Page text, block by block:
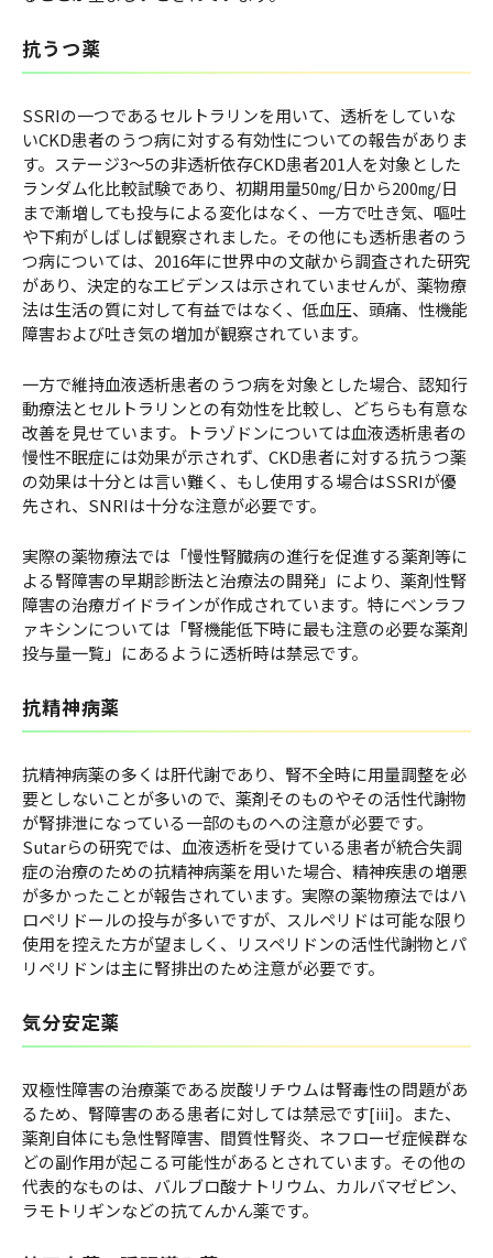
抗うつ薬
SSRIの一つであるセルトラリンを用いて、透析をしていな
いCKD患者のうつ病に対する有効性についての報告がありま
す。ステージ3～5の非透析依存CKD患者201人を対象とした
ランダム化比較試験であり、初期用量50㎎/日から200㎎/日
まで漸増しても投与による変化はなく、一方で吐き気、嘔吐
や下痢がしばしば観察されました。その他にも透析患者のう
つ病については、2016年に世界中の文献から調査された研究
があり、決定的なエビデンスは示されていませんが、薬物療
法は生活の質に対して有益ではなく、低血圧、頭痛、性機能
障害および吐き気の増加が観察されています。
一方で維持血液透析患者のうつ病を対象とした場合、認知行
動療法とセルトラリンとの有効性を比較し、どちらも有意な
改善を見せています。トラゾドンについては血液透析患者の
慢性不眠症には効果が示されず、CKD患者に対する抗うつ薬
の効果は十分とは言い難く、もし使用する場合はSSRIが優
先され、SNRIは十分な注意が必要です。
実際の薬物療法では「慢性腎臓病の進行を促進する薬剤等に
よる腎障害の早期診断法と治療法の開発」により、薬剤性腎
障害の治療ガイドラインが作成されています。特にベンラフ
ァキシンについては「腎機能低下時に最も注意の必要な薬剤
投与量一覧」にあるように透析時は禁忌です。
抗精神病薬
抗精神病薬の多くは肝代謝であり、腎不全時に用量調整を必
要としないことが多いので、薬剤そのものやその活性代謝物
が腎排泄になっている一部のものへの注意が必要です。
Sutarらの研究では、血液透析を受けている患者が統合失調
症の治療のための抗精神病薬を用いた場合、精神疾患の増悪
が多かったことが報告されています。実際の薬物療法ではハ
ロペリドールの投与が多いですが、スルペリドは可能な限り
使用を控えた方が望ましく、リスペリドンの活性代謝物とパ
リペリドンは主に腎排出のため注意が必要です。
気分安定薬
双極性障害の治療薬である炭酸リチウムは腎毒性の問題があ
るため、腎障害のある患者に対しては禁忌です[iii]。また、
薬剤自体にも急性腎障害、間質性腎炎、ネフローゼ症候群な
どの副作用が起こる可能性があるとされています。その他の
代表的なものは、バルブロ酸ナトリウム、カルバマゼピン、
ラモトリギンなどの抗てんかん薬です。